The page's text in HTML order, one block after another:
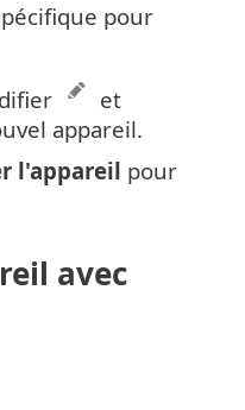
pour
et
appareil.
l'appareil pour
avec